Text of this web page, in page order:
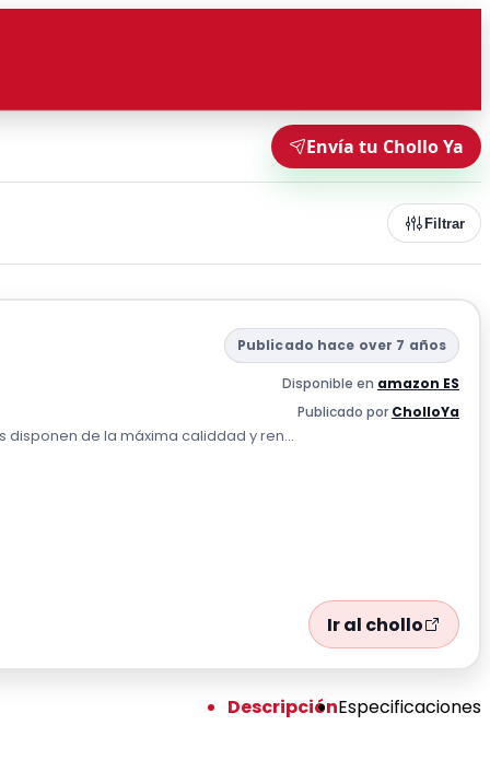
Envía tu Chollo Ya
Filtrar
Publicado hace over 7 años
Disponible en amazon ES
Publicado por CholloYa
disponen de la máxima caliddad y ren...
Ir al chollo
DescripciónEspecificaciones